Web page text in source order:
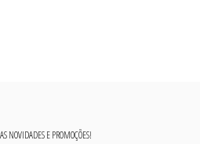
NOVIDADES E PROMOÇÕES!